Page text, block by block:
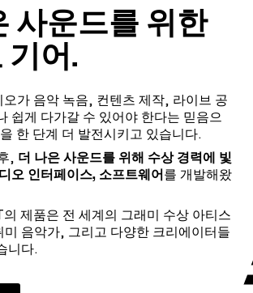
사운드를 위한
기어.
가 음악 녹음, 컨텐츠 제작, 라이브 공
쉽게 다가갈 수 있어야 한다는 믿음으
한 단계 더 발전시키고 있습니다.
, 더 나은 사운드를 위해 수상 경력에 빛
오 인터페이스, 소프트웨어를 개발해왔
제품은 전 세계의 그래미 수상 아티스
음악가, 그리고 다양한 크리에이터들
니다.